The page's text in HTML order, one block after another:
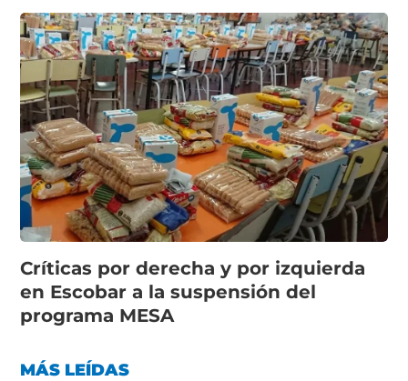
Críticas por derecha y por izquierda
en Escobar a la suspensión del
programa MESA
MÁS LEÍDAS